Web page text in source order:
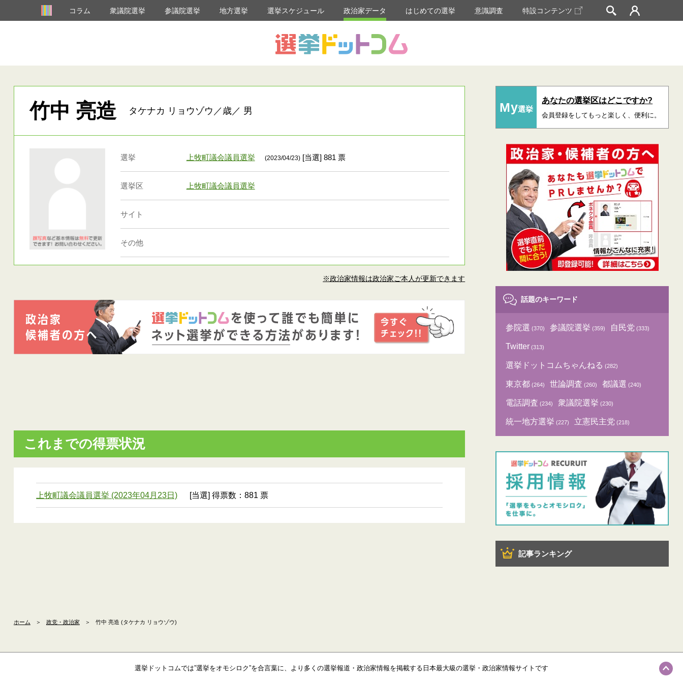
コラム 衆議院選挙 参議院選挙 地方選挙 選挙スケジュール 政治家データ はじめての選挙 意識調査 特設コンテンツ
竹中 亮造 タケナカ リョウゾウ／歳／ 男
選挙 上牧町議会議員選挙 (2023/04/23)[当選] 881 票
選挙区 上牧町議会議員選挙
サイト
その他
※政治家情報は政治家ご本人が更新できます
これまでの得票状況
上牧町議会議員選挙 (2023年04月23日) [当選] 得票数：881 票
My選挙
あなたの選挙区はどこですか?
会員登録をしてもっと楽しく、便利に。
話題のキーワード
参院選 (370) 参議院選挙 (359) 自民党 (333)
Twitter (313)
選挙ドットコムちゃんねる (282)
東京都 (264) 世論調査 (260) 都議選 (240)
電話調査 (234) 衆議院選挙 (230)
統一地方選挙 (227) 立憲民主党 (218)
記事ランキング
ホーム ＞ 政党・政治家 ＞ 竹中 亮造 (タケナカ リョウゾウ)
選挙ドットコムでは”選挙をオモシロク”を合言葉に、より多くの選挙報道・政治家情報を掲載する日本最大級の選挙・政治家情報サイトです